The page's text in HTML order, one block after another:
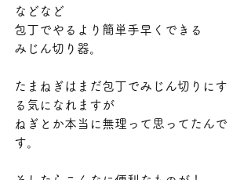
などなど
包丁でやるより簡単手早くできる
みじん切り器。
たまねぎはまだ包丁でみじん切りにす
る気になれますが
ねぎとか本当に無理って思ってたんで
す。